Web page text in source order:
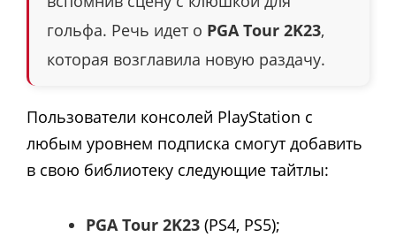
гольфа. Речь идет о PGA Tour 2K23,
которая возглавила новую раздачу.
Пользователи консолей PlayStation с
любым уровнем подписка смогут добавить
в свою библиотеку следующие тайтлы:
PGA Tour 2K23 (PS4, PS5);